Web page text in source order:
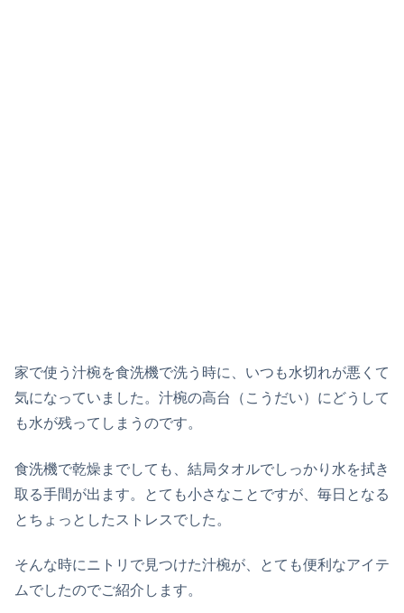
家で使う汁椀を食洗機で洗う時に、いつも水切れが悪くて
気になっていました。汁椀の高台（こうだい）にどうして
も水が残ってしまうのです。
食洗機で乾燥までしても、結局タオルでしっかり水を拭き
取る手間が出ます。とても小さなことですが、毎日となる
とちょっとしたストレスでした。
そんな時にニトリで見つけた汁椀が、とても便利なアイテ
ムでしたのでご紹介します。